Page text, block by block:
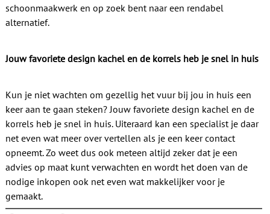
schoonmaakwerk en op zoek bent naar een rendabel
alternatief.
Jouw favoriete design kachel en de korrels heb je snel in huis
Kun je niet wachten om gezellig het vuur bij jou in huis een
keer aan te gaan steken? Jouw favoriete design kachel en de
korrels heb je snel in huis. Uiteraard kan een specialist je daar
net even wat meer over vertellen als je een keer contact
opneemt. Zo weet dus ook meteen altijd zeker dat je een
advies op maat kunt verwachten en wordt het doen van de
nodige inkopen ook net even wat makkelijker voor je
gemaakt.